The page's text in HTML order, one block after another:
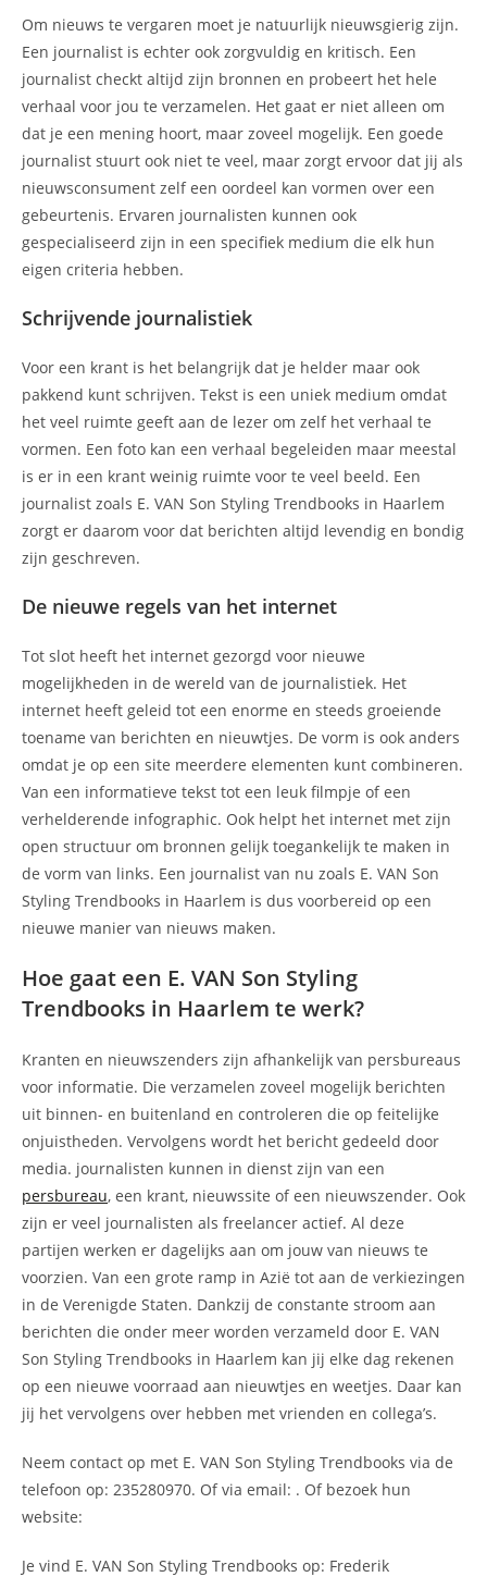
Om nieuws te vergaren moet je natuurlijk nieuwsgierig zijn.
Een journalist is echter ook zorgvuldig en kritisch. Een
journalist checkt altijd zijn bronnen en probeert het hele
verhaal voor jou te verzamelen. Het gaat er niet alleen om
dat je een mening hoort, maar zoveel mogelijk. Een goede
journalist stuurt ook niet te veel, maar zorgt ervoor dat jij als
nieuwsconsument zelf een oordeel kan vormen over een
gebeurtenis. Ervaren journalisten kunnen ook
gespecialiseerd zijn in een specifiek medium die elk hun
eigen criteria hebben.
Schrijvende journalistiek
Voor een krant is het belangrijk dat je helder maar ook
pakkend kunt schrijven. Tekst is een uniek medium omdat
het veel ruimte geeft aan de lezer om zelf het verhaal te
vormen. Een foto kan een verhaal begeleiden maar meestal
is er in een krant weinig ruimte voor te veel beeld. Een
journalist zoals E. VAN Son Styling Trendbooks in Haarlem
zorgt er daarom voor dat berichten altijd levendig en bondig
zijn geschreven.
De nieuwe regels van het internet
Tot slot heeft het internet gezorgd voor nieuwe
mogelijkheden in de wereld van de journalistiek. Het
internet heeft geleid tot een enorme en steeds groeiende
toename van berichten en nieuwtjes. De vorm is ook anders
omdat je op een site meerdere elementen kunt combineren.
Van een informatieve tekst tot een leuk filmpje of een
verhelderende infographic. Ook helpt het internet met zijn
open structuur om bronnen gelijk toegankelijk te maken in
de vorm van links. Een journalist van nu zoals E. VAN Son
Styling Trendbooks in Haarlem is dus voorbereid op een
nieuwe manier van nieuws maken.
Hoe gaat een E. VAN Son Styling
Trendbooks in Haarlem te werk?
Kranten en nieuwszenders zijn afhankelijk van persbureaus
voor informatie. Die verzamelen zoveel mogelijk berichten
uit binnen- en buitenland en controleren die op feitelijke
onjuistheden. Vervolgens wordt het bericht gedeeld door
media. journalisten kunnen in dienst zijn van een
persbureau, een krant, nieuwssite of een nieuwszender. Ook
zijn er veel journalisten als freelancer actief. Al deze
partijen werken er dagelijks aan om jouw van nieuws te
voorzien. Van een grote ramp in Azië tot aan de verkiezingen
in de Verenigde Staten. Dankzij de constante stroom aan
berichten die onder meer worden verzameld door E. VAN
Son Styling Trendbooks in Haarlem kan jij elke dag rekenen
op een nieuwe voorraad aan nieuwtjes en weetjes. Daar kan
jij het vervolgens over hebben met vrienden en collega’s.
Neem contact op met E. VAN Son Styling Trendbooks via de
telefoon op: 235280970. Of via email: . Of bezoek hun
website:
Je vind E. VAN Son Styling Trendbooks op: Frederik